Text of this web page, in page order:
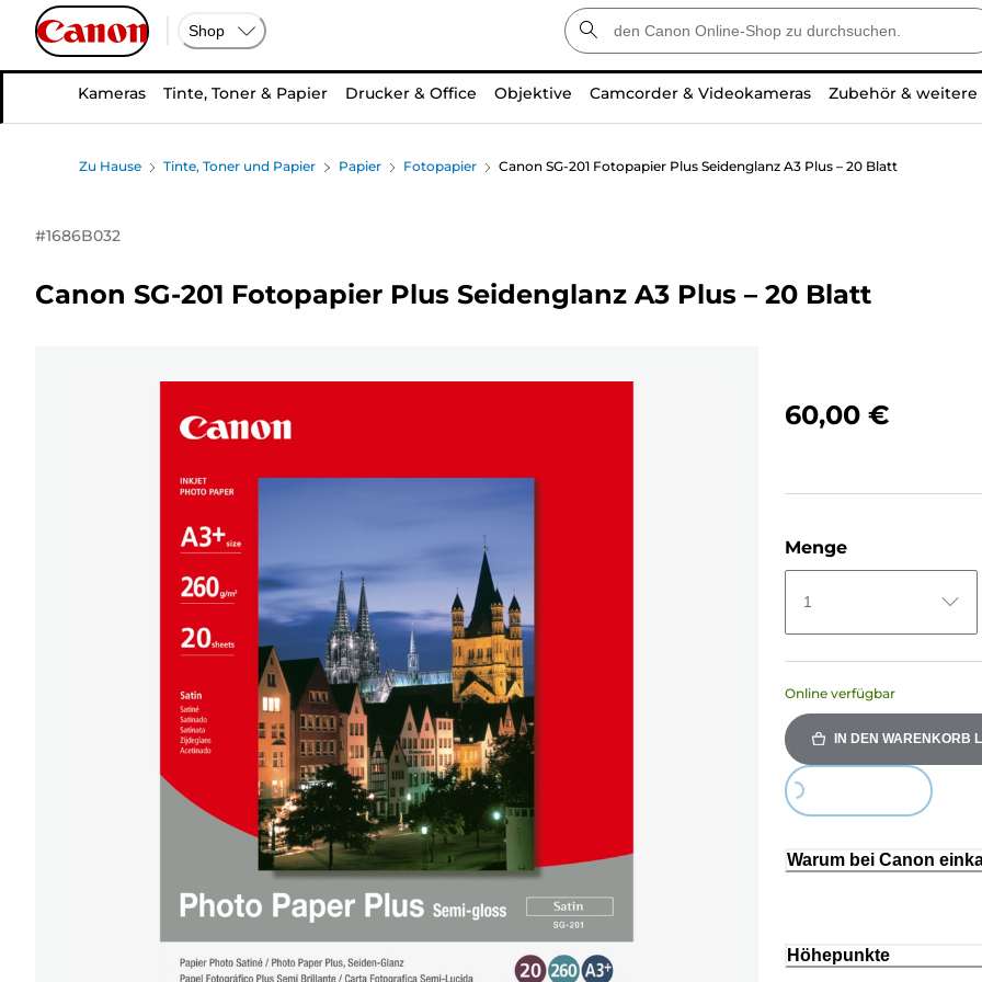
Shop
Kameras Tinte, Toner & Papier Drucker & Office Objektive Camcorder & Videokameras Zubehör &
Zu Hause Tinte, Toner und Papier Papier Fotopapier Canon SG-201 Fotopapier Plus Seidenglanz A3 Plus – 20 Blatt
#1686B032
Canon SG-201 Fotopapier Plus Seidenglanz A3 Plus – 20 Blatt
60,00 €
Menge
1
Online verfügbar
IN DEN WARENKORB
Loading...
Warum bei Canon
Höhepunkte